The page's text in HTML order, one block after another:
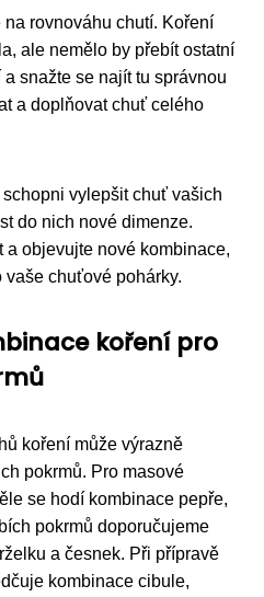
rovnováhu chutí. Koření
ale nemělo by přebít ostatní
snažte se najít tu správnou
a doplňovat chuť celého
vylepšit chuť vašich
do nich nové dimenze.
a objevujte nové kombinace,
vaše chuťové pohárky.
koření pro
koření může výrazně
pokrmů. Pro masové
se hodí kombinace pepře,
pokrmů doporučujeme
a česnek. Při přípravě
kombinace cibule,